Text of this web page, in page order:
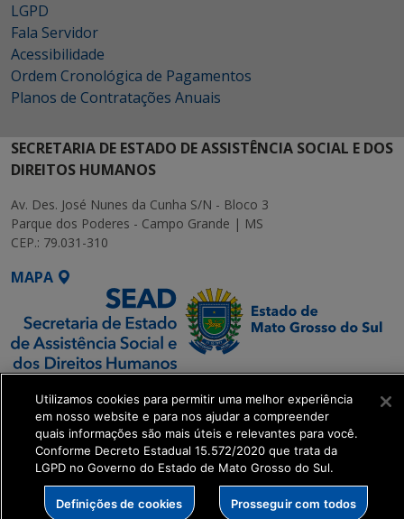
LGPD
Fala Servidor
Acessibilidade
Ordem Cronológica de Pagamentos
Planos de Contratações Anuais
SECRETARIA DE ESTADO DE ASSISTÊNCIA SOCIAL E DOS
DIREITOS HUMANOS
Av. Des. José Nunes da Cunha S/N - Bloco 3
Parque dos Poderes - Campo Grande | MS
CEP.: 79.031-310
MAPA
SETDIG | Secretaria-
Executiva de
Transformação Digital
get_footer();
Utilizamos cookies para permitir uma melhor experiência
em nosso website e para nos ajudar a compreender
quais informações são mais úteis e relevantes para você.
Conforme Decreto Estadual 15.572/2020 que trata da
LGPD no Governo do Estado de Mato Grosso do Sul.
Definições de cookies Prosseguir com todos